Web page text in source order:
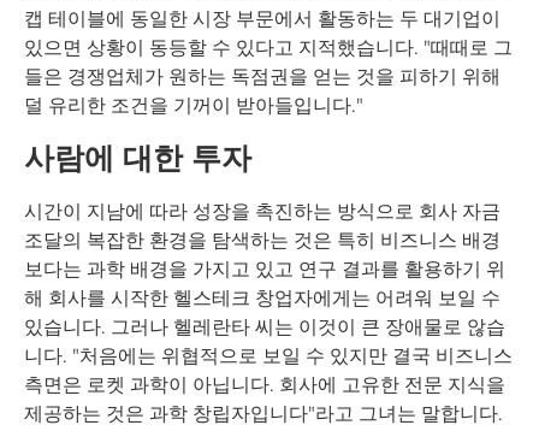
캡 테이블에 동일한 시장 부문에서 활동하는 두 대기업이
있으면 상황이 동등할 수 있다고 지적했습니다. "때때로 그
들은 경쟁업체가 원하는 독점권을 얻는 것을 피하기 위해
덜 유리한 조건을 기꺼이 받아들입니다."
사람에 대한 투자
시간이 지남에 따라 성장을 촉진하는 방식으로 회사 자금
조달의 복잡한 환경을 탐색하는 것은 특히 비즈니스 배경
보다는 과학 배경을 가지고 있고 연구 결과를 활용하기 위
해 회사를 시작한 헬스테크 창업자에게는 어려워 보일 수
있습니다. 그러나 헬레란타 씨는 이것이 큰 장애물로 않습
니다. "처음에는 위협적으로 보일 수 있지만 결국 비즈니스
측면은 로켓 과학이 아닙니다. 회사에 고유한 전문 지식을
제공하는 것은 과학 창립자입니다"라고 그녀는 말합니다.